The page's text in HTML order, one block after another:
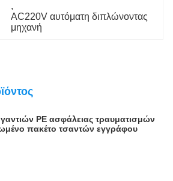
,
AC220V αυτόματη διπλώνοντας
μηχανή
γαντιών PE ασφάλειας τραυματισμών
πακέτο τσαντών εγγράφου